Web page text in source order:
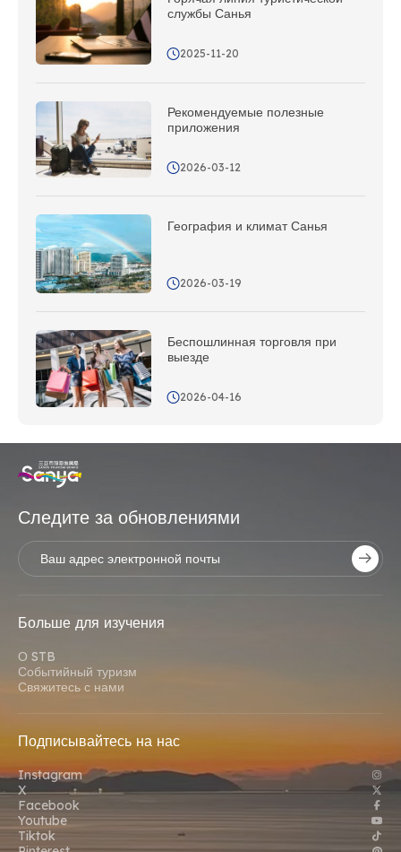
службы Санья
2025-11-20
Рекомендуемые полезные
приложения
2026-03-12
География и климат Санья
2026-03-19
Беспошлинная торговля при
выезде
2026-04-16
Следите за обновлениями
Больше для изучения
О STB
Событийный туризм
Свяжитесь с нами
Подписывайтесь на нас
Instagram
X
Facebook
Youtube
Tiktok